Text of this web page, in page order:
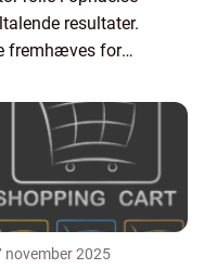
resultater.
fremhæves for
november 2025